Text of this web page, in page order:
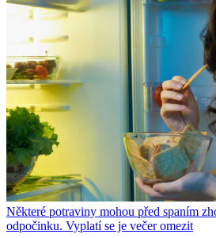
Některé potraviny mohou před spaním
odpočinku. Vyplatí se je večer omezit